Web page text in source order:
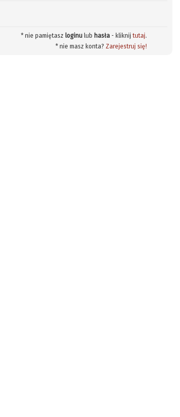
* nie pamiętasz loginulub hasła- kliknijtutaj.
* nie masz konta? Zarejestruj się!